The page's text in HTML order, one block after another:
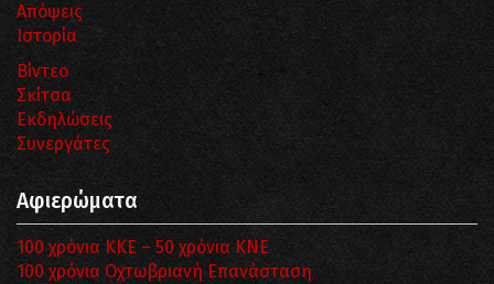
Απόψεις
Ιστορία
Βίντεο
Σκίτσα
Εκδηλώσεις
Συνεργάτες
Αφιερώματα
100 χρόνια ΚΚΕ – 50 χρόνια ΚΝΕ
100 χρόνια Οχτωβριανή Επανάσταση